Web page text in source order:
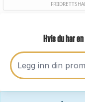
Hvis du har